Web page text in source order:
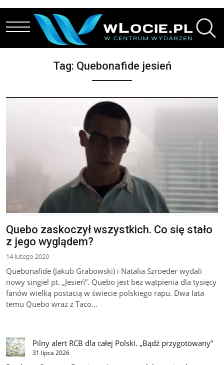
Przejdź do treści
Tag: Quebonafide jesień
Quebo zaskoczył wszystkich. Co się stało
z jego wyglądem?
14 lutego 2020
Quebonafide (Jakub Grabowski) i Natalia Szroeder wydali
nowy singiel pt. „Jesień”. Quebo jest bez wątpienia dla tysięcy
fanów wielką postacią w świecie polskiego rapu. Dwa lata
temu Quebo wraz z Taco...
Pilny alert RCB dla całej Polski. „Bądź przygotowany”
31 lipca 2026